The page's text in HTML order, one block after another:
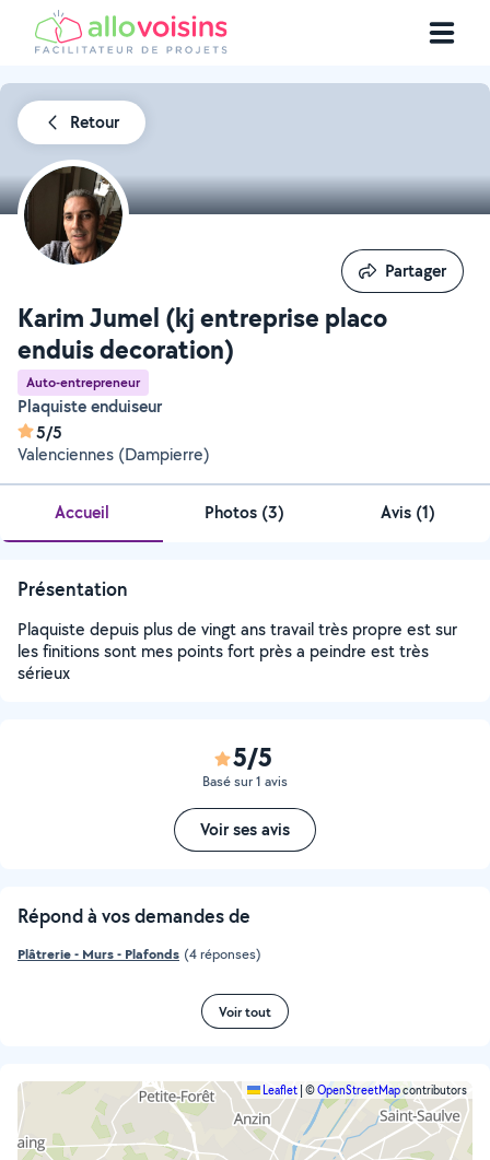
Retour
Karim Jumel (kj entreprise placo
enduis decoration)
Auto-entrepreneur
Plaquiste enduiseur
5/5
Valenciennes (Dampierre)
Partager
Partager
Accueil Photos (3) Avis (1)
Présentation
Plaquiste depuis plus de vingt ans travail très propre est sur
les finitions sont mes points fort près a peindre est très
sérieux
5/5
Basé sur 1 avis
Voir ses avis
Répond à vos demandes de
Plâtrerie - Murs - Plafonds (4 réponses)
Voir tout
Leaflet ©OpenStreetMapcontributors